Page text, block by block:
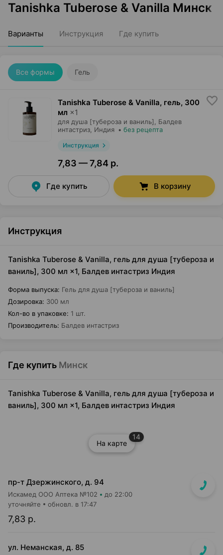
Tanishka Tuberose & Vanilla Минск
Варианты Инструкция Где купить
Все формы Гель
Tanishka Tuberose & Vanilla, гель, 300
мл ×1
для душа [тубероза и ваниль],
Балдев
интастриз , Индия • без рецепта
Инструкция
7,83 — 7,84 р.
Где купить В корзину
Инструкция
Tanishka Tuberose & Vanilla, гель для душа [тубероза и
ваниль], 300 мл ×1, Балдев интастриз Индия
Форма выпуска: Гель для душа [тубероза и ваниль]
Дозировка: 300 мл
Кол-во в упаковке: 1 шт.
Производитель: Балдев интастриз
Где купить Минск
Tanishka Tuberose & Vanilla, гель для душа [тубероза и
ваниль], 300 мл ×1, Балдев интастриз Индия
На карте
14
пр-т Дзержинского, д. 94
Искамед ООО Аптека №102 до 22:00
7,83 р.
уточняйте обновл. в 17:47
ул. Неманская, д. 85